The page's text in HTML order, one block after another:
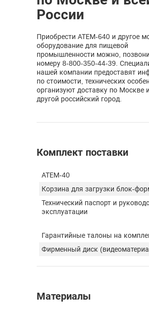
России
Приобрести АТЕМ-640 и другое
оборудование для пищевой
промышленности можно,
номеру 8-800-350-44-39.
нашей компании предоставят
по стоимости, технических
организуют доставку по Москве
другой российский город.
Комплект поставки
АТЕМ-40
Корзина для загрузки блок-
Технический паспорт и
эксплуатации
Гарантийные талоны на
Фирменный диск
Материалы